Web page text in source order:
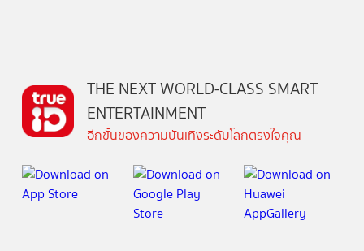
THE NEXT WORLD-CLASS SMART
ENTERTAINMENT
อีกขั้นของความบันเทิงระดับโลกตรงใจคุณ